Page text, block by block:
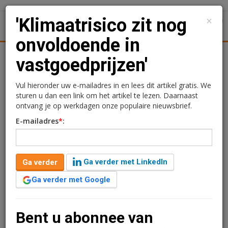
Achtergronden Woningmarkt
'Klimaatrisico zit nog
onvoldoende in
vastgoedprijzen'
Redactie
27 mei 2026 om 09:41
2 maanden geleden aangepast
3 minuten leestijd
Klimaatrisico’s worden nog te beperkt meegenomen in
Vooral pensioenfondsen kunnen onverwacht worden
×
'Klimaatrisico zit nog
onvoldoende in
vastgoedprijzen'
Vul hieronder uw e-mailadres in en lees dit artikel gratis. We
sturen u dan een link om het artikel te lezen. Daarnaast
ontvang je op werkdagen onze populaire nieuwsbrief.
E-mailadres*:
Ga verder
Ga verder met LinkedIn
Ga verder met Google
Bent u abonnee van